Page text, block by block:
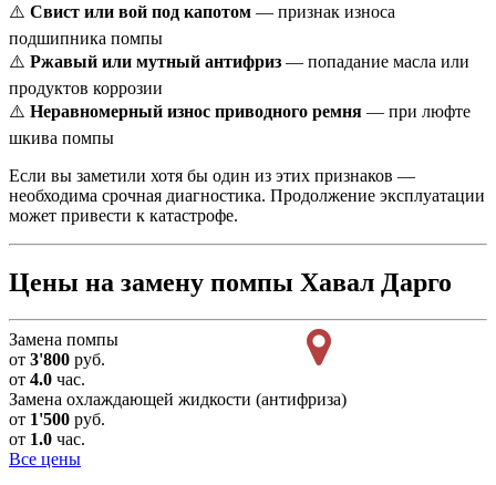
⚠️ Свист или вой под капотом — признак износа
подшипника помпы
⚠️ Ржавый или мутный антифриз — попадание масла или
продуктов коррозии
⚠️ Неравномерный износ приводного ремня — при люфте
шкива помпы
Если вы заметили хотя бы один из этих признаков —
необходима срочная диагностика. Продолжение эксплуатации
может привести к катастрофе.
Цены на замену помпы Хавал Дарго
Замена помпы
от 3'800 руб.
от 4.0 час.
Замена охлаждающей жидкости (антифриза)
от 1'500 руб.
от 1.0 час.
Все цены